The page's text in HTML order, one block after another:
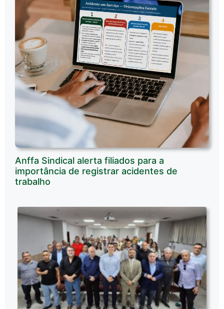
Anffa Sindical alerta filiados para a
importância de registrar acidentes de
trabalho